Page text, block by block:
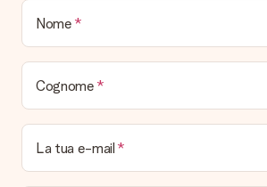
continuamente aggiornate e attendibili.
Quali sono i tempi di consegna e
regalo?
I tempi di consegna sono consultabili
del prodotto desiderato. Le date indicate
base ai tempi di consegna indicati dal
Nome
Cognome
La tua e-mail